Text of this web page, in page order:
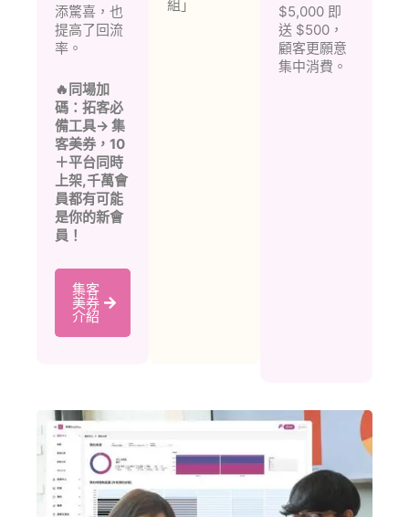
添驚喜，也
提高了回流
率。
🔥同場加
碼：拓客必
備工具→ 集
客美券，10
＋平台同時
上架,千萬會
員都有可能
是你的新會
員！
集客
美券
介紹
組」
$5,000 即
送 $500，
顧客更願意
集中消費。